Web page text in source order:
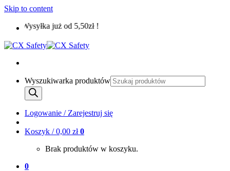
Skip to content
Wysyłka już od 5,50zł !
Wyszukiwarka produktów
Logowanie / Zarejestruj się
Koszyk /0,00 zł 0
Brak produktów w koszyku.
0